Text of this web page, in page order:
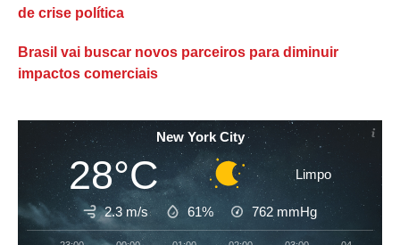
de crise política
Brasil vai buscar novos parceiros para diminuir
impactos comerciais
New York City
28°C Limpo
2.3 m/s 61% 762 mmHg